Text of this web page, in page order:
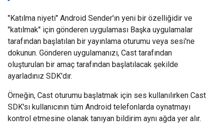
"Katılma niyeti" Android Sender'ın yeni bir özelliğidir ve
"katılmak" için gönderen uygulaması Başka uygulamalar
tarafından başlatılan bir yayınlama oturumu veya sesi'ne
dokunun. Gönderen uygulamanızı, Cast tarafından
oluşturulan bir amaç tarafından başlatılacak şekilde
ayarladınız SDK'dır.
Örneğin, Cast oturumu başlatmak için ses kullanılırken Cast
SDK'sı kullanıcının tüm Android telefonlarda oynatmayı
kontrol etmesine olanak tanıyan bildirim aynı ağda yer alır.